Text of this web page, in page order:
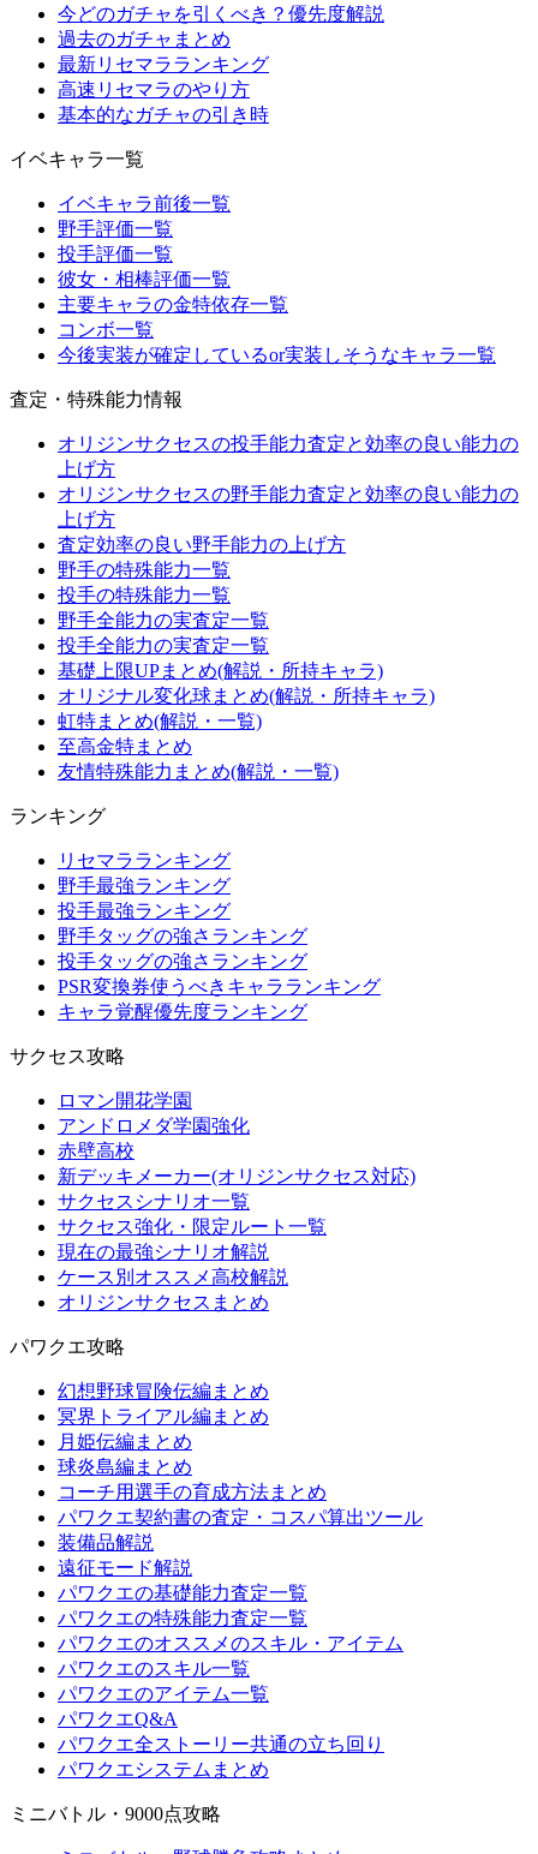
今どのガチャを引くべき？優先度解説
過去のガチャまとめ
最新リセマラランキング
高速リセマラのやり方
基本的なガチャの引き時
イベキャラ一覧
イベキャラ前後一覧
野手評価一覧
投手評価一覧
彼女・相棒評価一覧
主要キャラの金特依存一覧
コンボ一覧
今後実装が確定しているor実装しそうなキャラ一覧
査定・特殊能力情報
オリジンサクセスの投手能力査定と効率の良い能力の
上げ方
オリジンサクセスの野手能力査定と効率の良い能力の
上げ方
査定効率の良い野手能力の上げ方
野手の特殊能力一覧
投手の特殊能力一覧
野手全能力の実査定一覧
投手全能力の実査定一覧
基礎上限UPまとめ(解説・所持キャラ)
オリジナル変化球まとめ(解説・所持キャラ)
虹特まとめ(解説・一覧)
至高金特まとめ
友情特殊能力まとめ(解説・一覧)
ランキング
リセマラランキング
野手最強ランキング
投手最強ランキング
野手タッグの強さランキング
投手タッグの強さランキング
PSR変換券使うべきキャラランキング
キャラ覚醒優先度ランキング
サクセス攻略
ロマン開花学園
アンドロメダ学園強化
赤壁高校
新デッキメーカー(オリジンサクセス対応)
サクセスシナリオ一覧
サクセス強化・限定ルート一覧
現在の最強シナリオ解説
ケース別オススメ高校解説
オリジンサクセスまとめ
パワクエ攻略
幻想野球冒険伝編まとめ
冥界トライアル編まとめ
月姫伝編まとめ
球炎島編まとめ
コーチ用選手の育成方法まとめ
パワクエ契約書の査定・コスパ算出ツール
装備品解説
遠征モード解説
パワクエの基礎能力査定一覧
パワクエの特殊能力査定一覧
パワクエのオススメのスキル・アイテム
パワクエのスキル一覧
パワクエのアイテム一覧
パワクエQ&A
パワクエ全ストーリー共通の立ち回り
パワクエシステムまとめ
ミニバトル・9000点攻略